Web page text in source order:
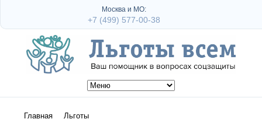
Главная Льготы
Москва и МО:
+7 (499) 577-00-38